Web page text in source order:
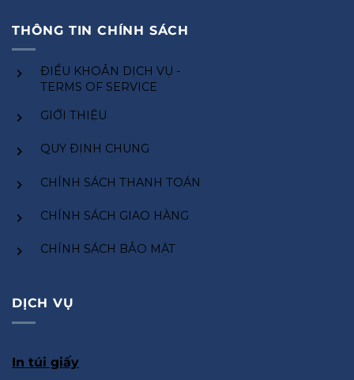
THÔNG TIN CHÍNH SÁCH
ĐIỀU KHOẢN DỊCH VỤ -
TERMS OF SERVICE
GIỚI THIỆU
QUY ĐỊNH CHUNG
CHÍNH SÁCH THANH TOÁN
CHÍNH SÁCH GIAO HÀNG
CHÍNH SÁCH BẢO MẬT
DỊCH VỤ
In túi giấy